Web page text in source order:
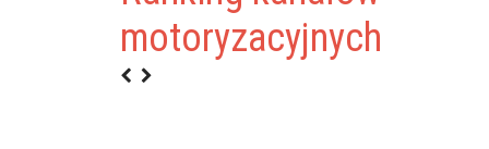
motoryzacyjnych